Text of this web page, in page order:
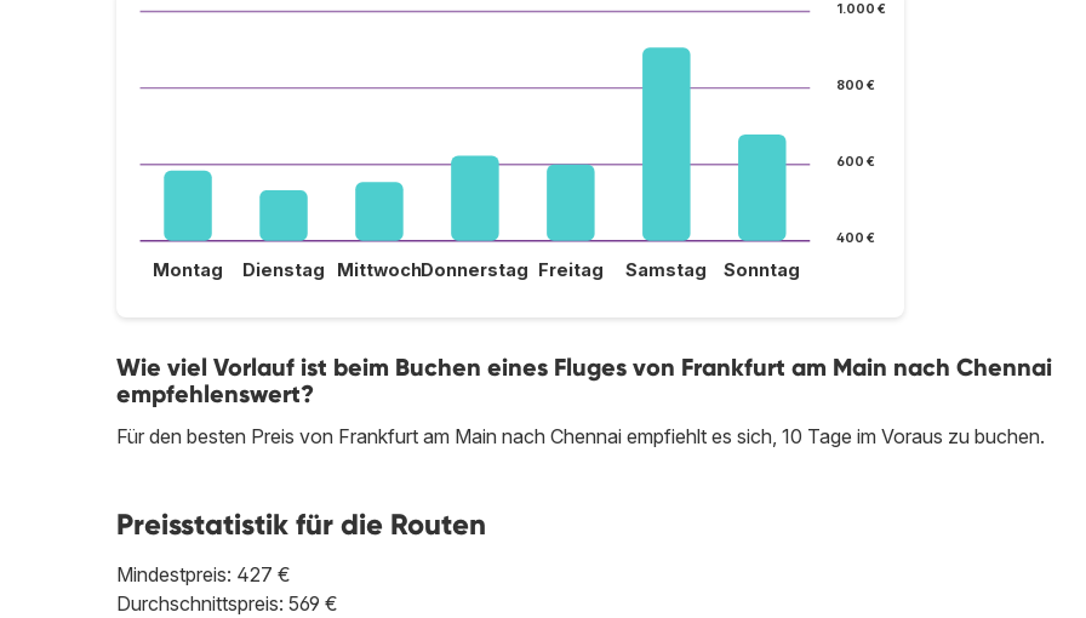
400 €
600 €
800 €
1.000 €
Montag Dienstag MittwochDonnerstag Freitag Samstag Sonntag
Wie viel Vorlauf ist beim Buchen eines Fluges von Frankfurt am Main nach Chennai
empfehlenswert?
Für den besten Preis von Frankfurt am Main nach Chennai empfiehlt es sich, 10 Tage im Voraus zu buchen.
Preisstatistik für die Routen
Mindestpreis: 427 €
Durchschnittspreis: 569 €